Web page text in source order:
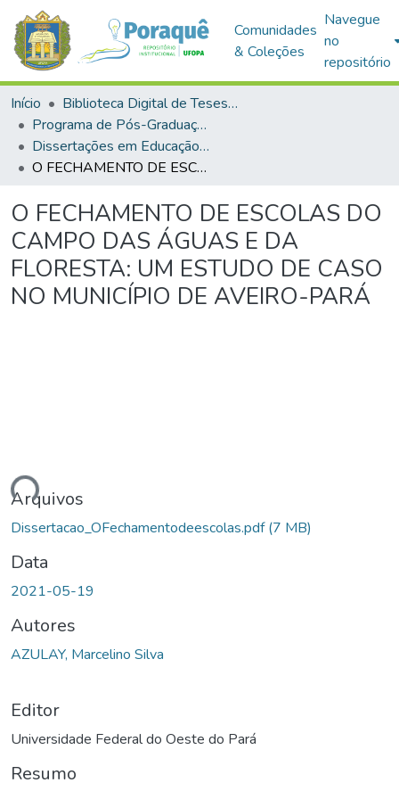
Comunidades
& Coleções
Navegue
no
repositório
Início
Biblioteca Digital de Teses e Dissertações (BDTD)
Programa de Pós-Graduação em Educação (PPGE)
Dissertações em Educação (Mestrado)
O FECHAMENTO DE ESCOLAS DO CAMPO DAS ÁGUAS E DA FLORESTA: UM ESTUDO DE CASO NO MUNICÍPIO DE AVEIRO-PARÁ
O FECHAMENTO DE ESCOLAS DO
CAMPO DAS ÁGUAS E DA
FLORESTA: UM ESTUDO DE CASO
NO MUNICÍPIO DE AVEIRO-PARÁ
Arquivos
Dissertacao_OFechamentodeescolas.pdf(7 MB)
Data
2021-05-19
Autores
AZULAY, Marcelino Silva
Editor
Universidade Federal do Oeste do Pará
Resumo